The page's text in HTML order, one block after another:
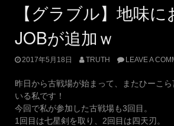
【グラブル】地味
JOBが追加ｗ
2017年5月18日 TRUTH LEAVE A
昨日から古戦場が始まって、またひーこ
いる私です！
今回で私が参加した古戦場も3回目。
1回目は七星剣を取り、2回目は四天刃。